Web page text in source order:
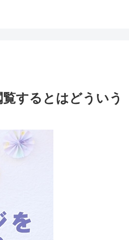
するとはどういう